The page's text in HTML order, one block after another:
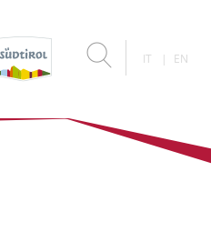
IT EN